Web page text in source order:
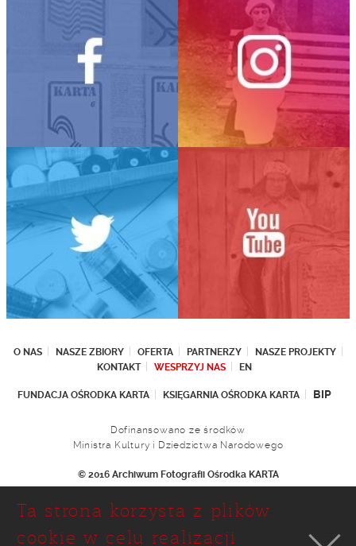
O NAS NASZE ZBIORY OFERTA PARTNERZY
NASZE PROJEKTY
KONTAKT
WESPRZYJ NAS EN
FUNDACJA OŚRODKA KARTA KSIĘGARNIA OŚRODKA KARTA BIP
Dofinansowano ze środków
Ministra Kultury i Dziedzictwa Narodowego
© 2016 Archiwum Fotografii Ośrodka KARTA
Ul. Narbutta 29
02-536 Warszawa
tel.: (+48 22) 646 36 90
Ta strona korzysta z plików
cookie w celu realizacji